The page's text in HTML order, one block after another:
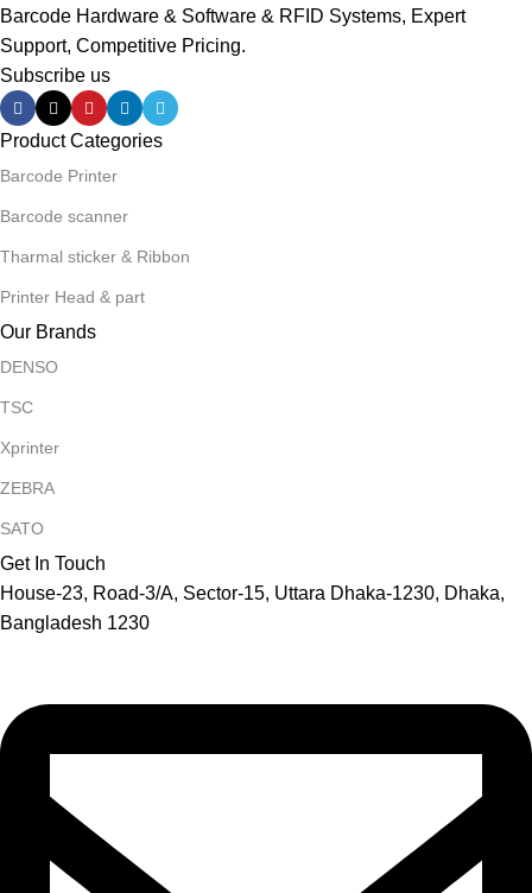
Barcode Hardware & Software & RFID Systems, Expert
Support, Competitive Pricing.
Subscribe us
Product Categories
Barcode Printer
Barcode scanner
Tharmal sticker & Ribbon
Printer Head & part
Our Brands
DENSO
TSC
Xprinter
ZEBRA
SATO
Get In Touch
House-23, Road-3/A, Sector-15, Uttara Dhaka-1230, Dhaka,
Bangladesh 1230